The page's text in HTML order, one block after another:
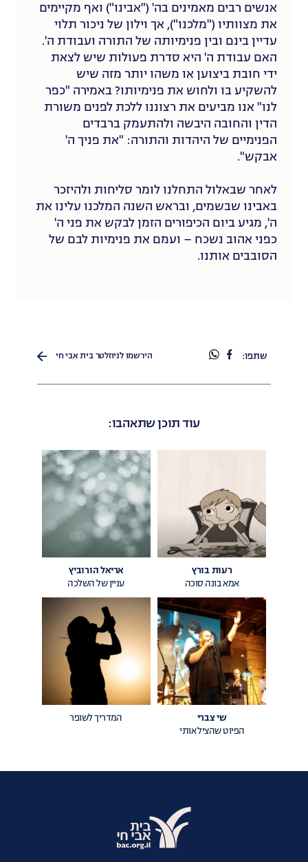
אנשים רבים מאמינים בה' ("אבינו") ואף מקיימים
את מצוותיו ("מלכנו"), אך וילון של ניכור תלוי
עדיין בינם ובין פנימיותה של התורה ועבודת ה'.
האם עבודת ה' היא סדרת פעולות שיש לצאת
ידי חובת ביצוען או משהו יותר מזה שיש
להשקיע בו ולחוש את פנימיותו? באמירה "כפר
לנו" אנו מביעים את רצוננו ללכת לפנים משורת
הדין והחובה היבשה ולהתעמק ברבדים
הפנימיים של היהדות והתורה: "את פניך ה'
אבקש".
לאחר שבאלול התחלנו לומר סליחות ולהיזכר
באבינו שבשמים, ובראש השנה המלכנו עלינו את
ה', מגיע ביום הכיפורים הזמן לבקש את פני ה'
כפני אהוב נשכח – ועמם את פנימיות לבם של
הסובבים אותנו.
שתפו:
שתפושתפו
הירשמו לניוזלטר בית אבי חי
עוד תוכן שתאהבו:
רעות בורץ
אמא בונה סוכה
אריאל הורוביץ
עניין של השלכה
שי צברי
הפיוט שהציל אותי
המדריך לשופר